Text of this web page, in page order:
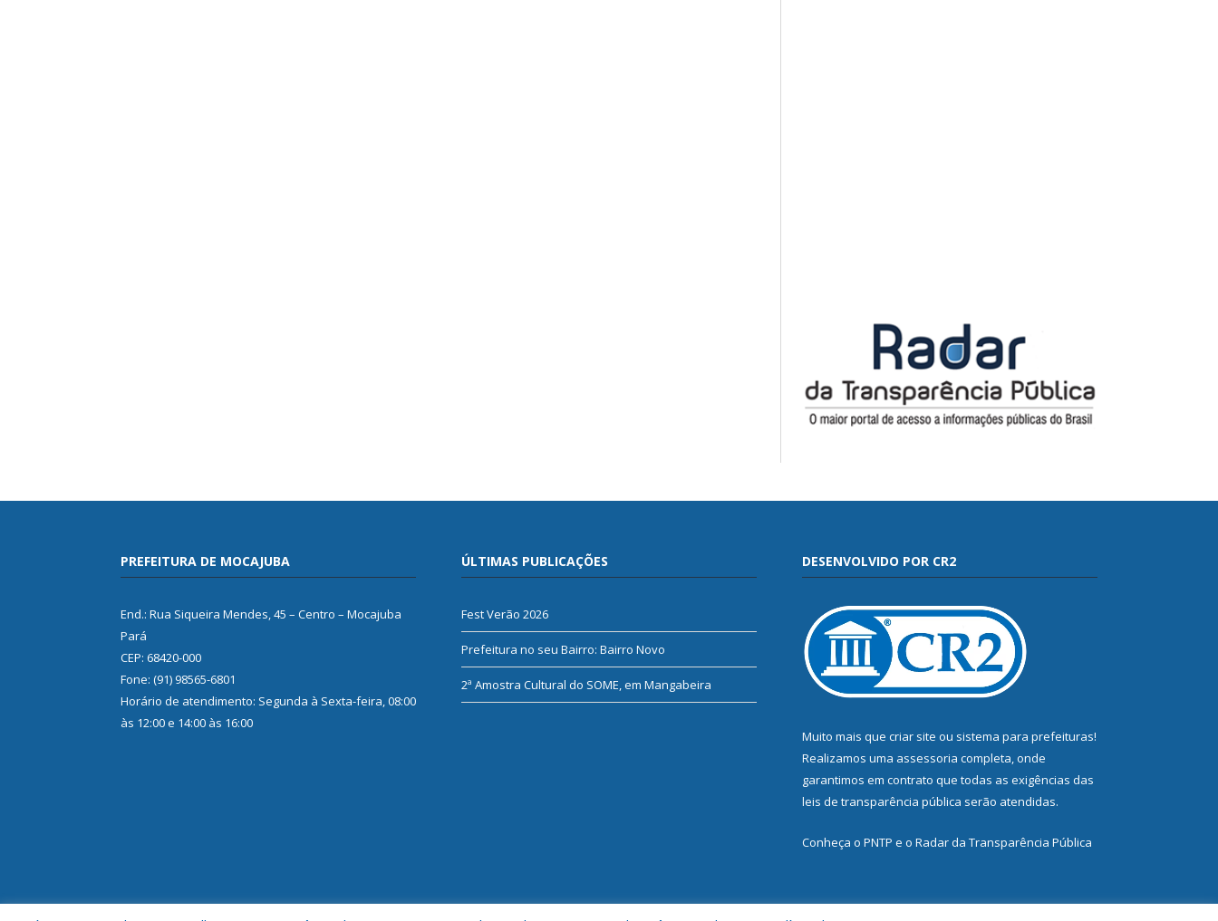
PREFEITURA DE MOCAJUBA
End.: Rua Siqueira Mendes, 45 – Centro – Mocajuba
Pará
CEP: 68420-000
Fone: (91) 98565-6801
Horário de atendimento: Segunda à Sexta-feira, 08:00
às 12:00 e 14:00 às 16:00
ÚLTIMAS PUBLICAÇÕES
Fest Verão 2026
Prefeitura no seu Bairro: Bairro Novo
2ª Amostra Cultural do SOME, em Mangabeira
DESENVOLVIDO POR CR2
Muito mais que criar site ou sistema para prefeituras!
Realizamos uma assessoria completa, onde
garantimos em contrato que todas as exigências das
leis de transparência pública serão atendidas.
Conheça o PNTP e o Radar da Transparência Pública